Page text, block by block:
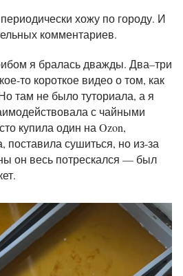
хожу по городу. И
комментариев.
я бралась дважды. Два–три
то короткое видео о том, как
там не было туториала, а я
с чайными
купила один на Ozon,
поставила сушиться, но из-за
он весь потрескался — был